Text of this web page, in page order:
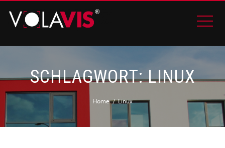
SCHLAGWORT:LINUX
Home Linux